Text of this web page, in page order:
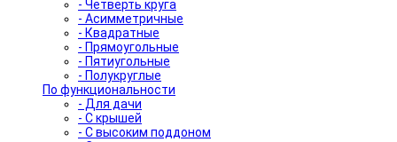
- Четверть круга
- Асимметричные
- Квадратные
- Прямоугольные
- Пятиугольные
- Полукруглые
По функциональности
- Для дачи
- С крышей
- С высоким поддоном